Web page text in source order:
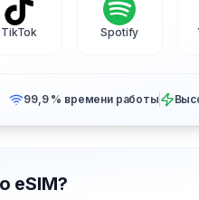
TikTok Spotify
99,9 % времени работы
eSIM?